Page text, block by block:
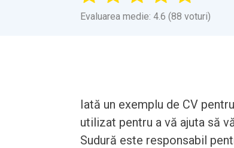
Evaluarea medie: 4.6 (88 voturi)
Iată un exemplu de CV
utilizat pentru a vă ajuta să
Sudură este responsabil